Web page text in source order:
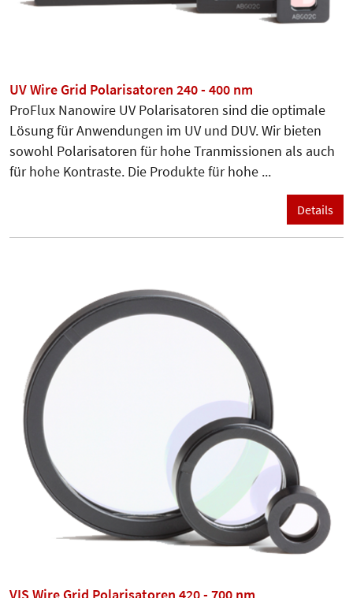
UV Wire Grid Polarisatoren 240 - 400 nm
ProFlux Nanowire UV Polarisatoren sind die optimale
Lösung für Anwendungen im UV und DUV. Wir bieten
sowohl Polarisatoren für hohe Tranmissionen als auch
für hohe Kontraste. Die Produkte für hohe ...
Details